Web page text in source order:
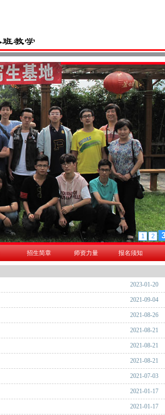
招生简章 师资力量 报名须知
2023-01-20
2021-09-04
2021-08-26
2021-08-21
2021-08-21
2021-08-21
2021-07-03
2021-01-17
2021-01-17